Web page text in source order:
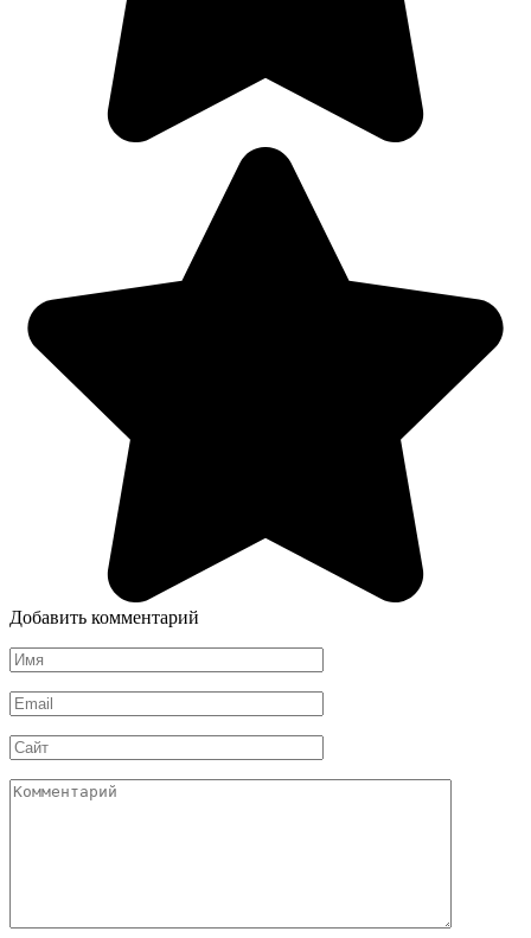
Добавить комментарий
Имя
*
Email
*
Сайт
Комментарий